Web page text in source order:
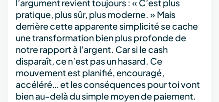
l’argument revient toujours : « C’est plus
pratique, plus sûr, plus moderne. » Mais
derrière cette apparente simplicité se cache
une transformation bien plus profonde de
notre rapport à l’argent. Car si le cash
disparaît, ce n’est pas un hasard. Ce
mouvement est planifié, encouragé,
accéléré… et les conséquences pour toi vont
bien au-delà du simple moyen de paiement.